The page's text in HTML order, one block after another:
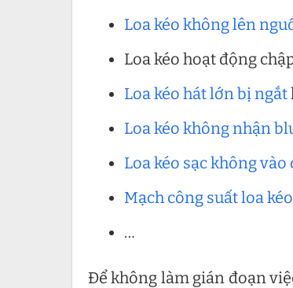
Loa kéo không lên
Loa kéo hoạt động
Loa kéo hát lớn bị ngắt
Loa kéo không nhận
Loa kéo sạc không vào
Mạch công suất loa
…
Để không làm gián đoạn